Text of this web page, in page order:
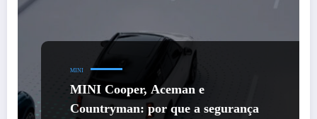
MINI
MINI Cooper, Aceman e
Countryman: por que a segurança